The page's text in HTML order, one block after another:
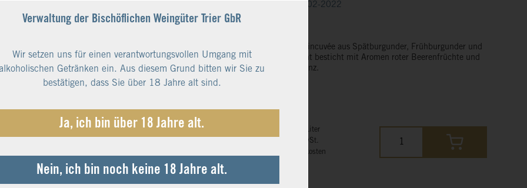
der roten Burgundersorten. Dieser Traum in Zartrosa
durch sein fruchtiges Zusammenspiel aus
Johannisbeeren und Himbeeren, tanzt delikat auf
und entfaltet mit jedem Schluck sein rassiges
Art.Nr.: 34202-2022
Diese Rotweincuvée aus Spätburgunder, Frühburgunder und
Saint Laurent besticht mit Aromen roter Beerenfrüchte und
herber Eleganz.
16,00 € pro Liter
inkl. 19% MwSt.
zzgl. Versandkosten
Verwaltung der Bischöflichen Weingüter Trier GbR
Wir setzen uns für einen verantwortungsvollen Umgang mit
Getränken ein. Aus diesem Grund bitten wir Sie zu
bestätigen, dass Sie über 18 Jahre alt sind.
Ja, ich bin über 18 Jahre alt.
Nein, ich bin noch keine 18 Jahre alt.